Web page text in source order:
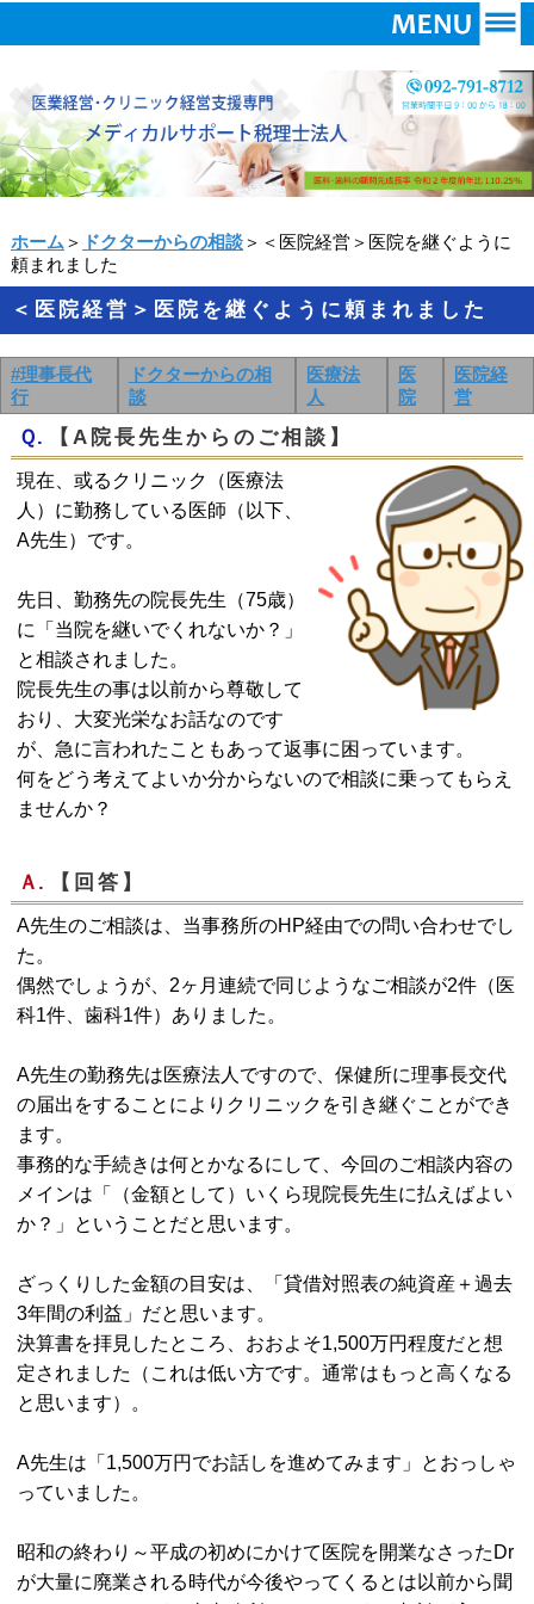
ホーム ＞ ドクターからの相談＞＜医院経営＞医院を継ぐように
頼まれました
＜医院経営＞医院を継ぐように頼まれました
#理事長代
行
ドクターからの相
談
医療法
人
医
院
医院経
営
Ｑ. 【A院長先生からのご相談】
現在、或るクリニック（医療法
人）に勤務している医師（以下、
A先生）です。
先日、勤務先の院長先生（75歳）
に「当院を継いでくれないか？」
と相談されました。
院長先生の事は以前から尊敬して
おり、大変光栄なお話なのです
が、急に言われたこともあって返事に困っています。
何をどう考えてよいか分からないので相談に乗ってもらえ
ませんか？
Ａ. 【回答】
A先生のご相談は、当事務所のHP経由での問い合わせでし
た。
偶然でしょうが、2ヶ月連続で同じようなご相談が2件（医
科1件、歯科1件）ありました。
A先生の勤務先は医療法人ですので、保健所に理事長交代
の届出をすることによりクリニックを引き継ぐことができ
ます。
事務的な手続きは何とかなるにして、今回のご相談内容の
メインは「（金額として）いくら現院長先生に払えばよい
か？」ということだと思います。
ざっくりした金額の目安は、「貸借対照表の純資産＋過去
3年間の利益」だと思います。
決算書を拝見したところ、おおよそ1,500万円程度だと想
定されました（これは低い方です。通常はもっと高くなる
と思います）。
A先生は「1,500万円でお話しを進めてみます」とおっしゃ
っていました。
昭和の終わり～平成の初めにかけて医院を開業なさったDr
が大量に廃業される時代が今後やってくるとは以前から聞